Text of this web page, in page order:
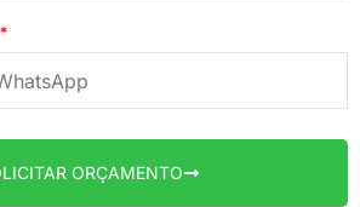
ORÇAMENTO